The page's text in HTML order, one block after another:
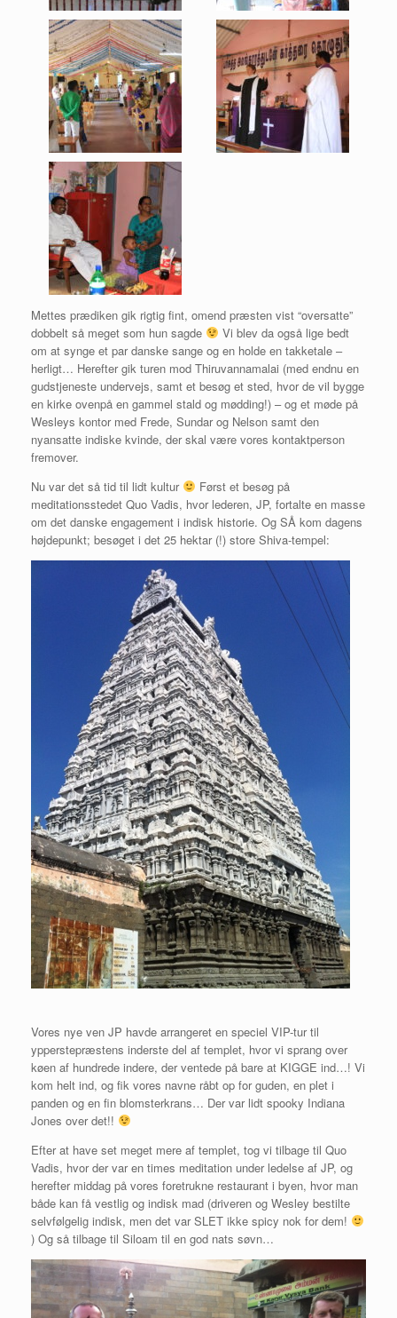
Mettes prædiken gik rigtig fint, omend præsten vist “oversatte”
dobbelt så meget som hun sagde
Vi blev da også lige bedt
om at synge et par danske sange og en holde en takketale –
herligt… Herefter gik turen mod Thiruvannamalai (med endnu en
gudstjeneste undervejs, samt et besøg et sted, hvor de vil bygge
en kirke ovenpå en gammel stald og mødding!) – og et møde på
Wesleys kontor med Frede, Sundar og Nelson samt den
nyansatte indiske kvinde, der skal være vores kontaktperson
fremover.
Nu var det så tid til lidt kultur
Først et besøg på
meditationsstedet Quo Vadis, hvor lederen, JP, fortalte en masse
om det danske engagement i indisk historie. Og SÅ kom dagens
højdepunkt; besøget i det 25 hektar (!) store Shiva-tempel:
Vores nye ven JP havde arrangeret en speciel VIP-tur til
ypperstepræstens inderste del af templet, hvor vi sprang over
køen af hundrede indere, der ventede på bare at KIGGE ind…! Vi
kom helt ind, og fik vores navne råbt op for guden, en plet i
panden og en fin blomsterkrans… Der var lidt spooky Indiana
Jones over det!!
Efter at have set meget mere af templet, tog vi tilbage til Quo
Vadis, hvor der var en times meditation under ledelse af JP, og
herefter middag på vores foretrukne restaurant i byen, hvor man
både kan få vestlig og indisk mad (driveren og Wesley bestilte
selvfølgelig indisk, men det var SLET ikke spicy nok for dem!
) Og så tilbage til Siloam til en god nats søvn…